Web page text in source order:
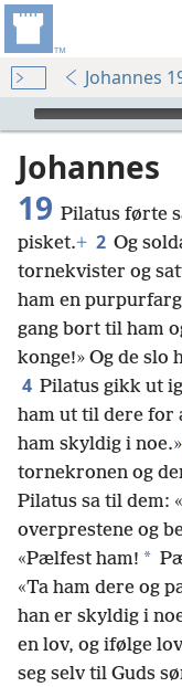
Johannes
Audio Player
Johannes
19 Pilatus førte
pisket.+ 2 Og
tornekvister og
ham en
gang bort til ham
konge!» Og de slo
4 Pilatus gikk ut
ham ut til dere for
ham skyldig i noe.»
tornekronen og
Pilatus sa til dem:
overprestene og
«Pælfest ham! *
«Ta ham dere og
han er skyldig i
en lov, og ifølge
seg selv til Guds